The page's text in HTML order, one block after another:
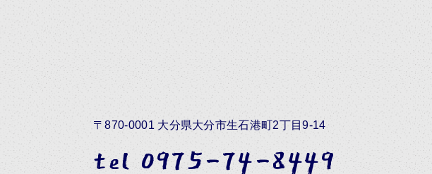
〒870-0001 大分県大分市生石港町2丁目9-14
tel 0975-74-8449